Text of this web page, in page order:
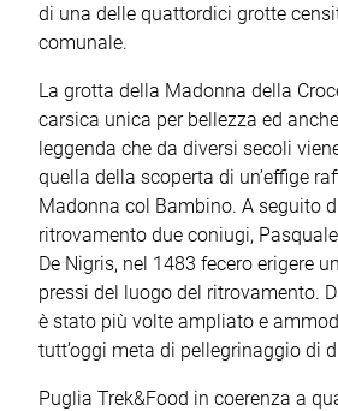
di una delle quattordici grotte
comunale.
La grotta della Madonna della
carsica unica per bellezza ed
leggenda che da diversi secoli
quella della scoperta di un’effige
Madonna col Bambino. A seguito
ritrovamento due coniugi,
De Nigris, nel 1483 fecero erigere
pressi del luogo del ritrovamento.
è stato più volte ampliato e
tutt’oggi meta di pellegrinaggio di
Puglia Trek&Food in coerenza a